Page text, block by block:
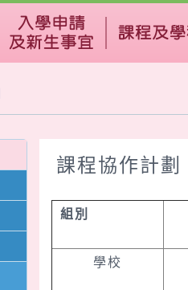
課程協作計劃
組別
學校